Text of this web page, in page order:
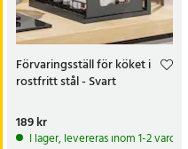
Förvaringsställ för köket i
rostfritt stål - Svart
Pris:189 kr
189 kr
I lager, levereras inom 1-2 vardagar